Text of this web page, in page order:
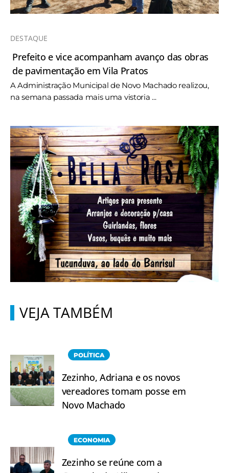
DESTAQUE
Prefeito e vice acompanham avanço das obras
de pavimentação em Vila Pratos
A Administração Municipal de Novo Machado realizou,
na semana passada mais uma vistoria ...
VEJA TAMBÉM
POLÍTICA
Zezinho, Adriana e os novos
vereadores tomam posse em
Novo Machado
ECONOMIA
Zezinho se reúne com a